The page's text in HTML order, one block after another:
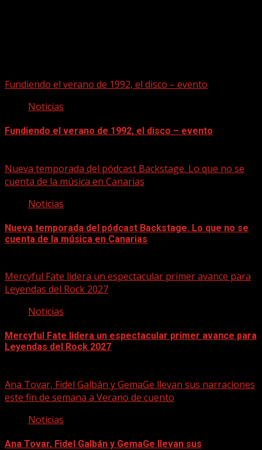
Fundiendo el verano de 1992, el disco – evento
Noticias
Fundiendo el verano de 1992, el disco – evento
Nueva temporada del pódcast Backstage. Lo que no se
cuenta de la música en Canarias
Noticias
Nueva temporada del pódcast Backstage. Lo que no se
cuenta de la música en Canarias
Mercyful Fate lidera un espectacular primer avance para
Leyendas del Rock 2027
Noticias
Mercyful Fate lidera un espectacular primer avance para
Leyendas del Rock 2027
Ana Tovar, Fidel Galbán y GemaGe llevan sus narraciones
este fin de semana a Verano de cuento
Noticias
Ana Tovar, Fidel Galbán y GemaGe llevan sus